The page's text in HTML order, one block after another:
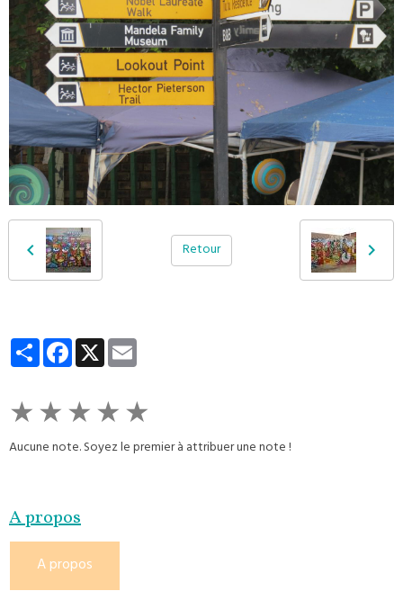
Retour
PartagerFacebook
X
★★★★★
Aucune note. Soyez le premier à attribuer une note !
A propos
A propos